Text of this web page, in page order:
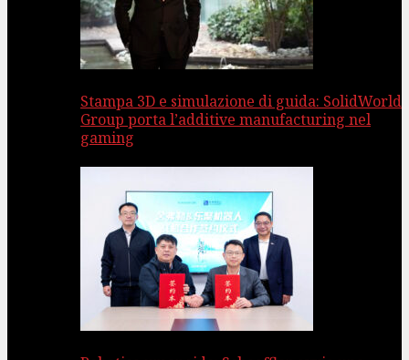
Stampa 3D e simulazione di guida: SolidWorld
Group porta l’additive manufacturing nel
gaming